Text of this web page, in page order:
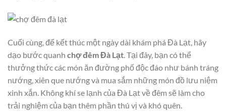
Cuối cùng, để kết thúc một ngày dài khám phá Đà Lạt, hãy
dạo bước quanh chợ đêm Đà Lạt. Tại đây, bạn có thể
thưởng thức các món ăn đường phố độc đáo như bánh tráng
nướng, xiên que nướng và mua sắm những món đồ lưu niệm
xinh xắn. Không khí se lạnh của Đà Lạt về đêm sẽ làm cho
trải nghiệm của bạn thêm phần thú vị và khó quên.